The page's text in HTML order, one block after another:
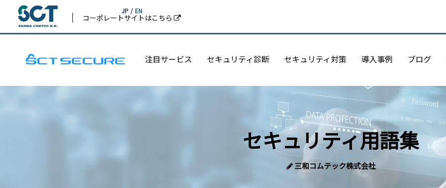
コーポレートサイトはこちら
JP / EN
注目サービス セキュリティ診断 セキュリティ対策 導入事例 ブログ
セキュリティ用語集
三和コムテック株式会社